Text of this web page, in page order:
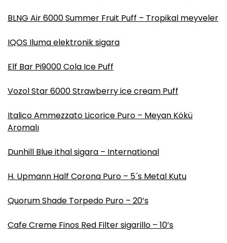
BLNG Air 6000 Summer Fruit Puff – Tropikal meyveler
IQOS Iluma elektronik sigara
Elf Bar Pi9000 Cola Ice Puff
Vozol Star 6000 Strawberry ice cream Puff
Italico Ammezzato Licorice Puro – Meyan Kökü
Aromalı
Dunhill Blue ithal sigara – International
H. Upmann Half Corona Puro – 5´s Metal Kutu
Quorum Shade Torpedo Puro – 20’s
Cafe Creme Finos Red Filter sigarillo – 10’s